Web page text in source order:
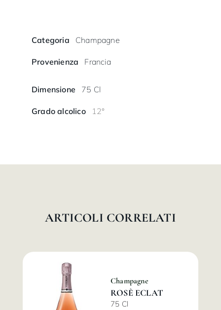
Categoria Champagne
Provenienza Francia
Dimensione 75 Cl
Grado alcolico 12°
ARTICOLI CORRELATI
Champagne
ROSÈ ECLAT
75 Cl